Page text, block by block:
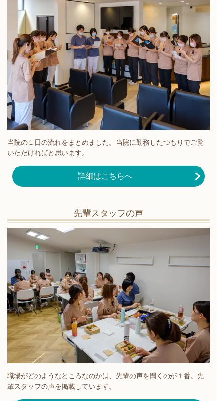
当院の１日の流れをまとめました。当院に勤務したつもりでご覧
いただければと思います。
詳細はこちらへ
先輩スタッフの声
職場がどのようなところなのかは、先輩の声を聞くのが１番。先
輩スタッフの声を掲載しています。